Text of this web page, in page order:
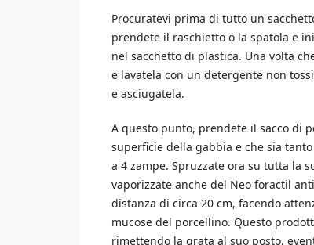
Procuratevi prima di tutto un
prendete il raschietto o la spatola e
nel sacchetto di plastica. Una volta
e lavatela con un detergente non
e asciugatela.
A questo punto, prendete il sacco di
superficie della gabbia e che sia
a 4 zampe. Spruzzate ora su tutta la
vaporizzate anche del Neo foractil
distanza di circa 20 cm, facendo
mucose del porcellino. Questo
rimettendo la grata al suo posto,